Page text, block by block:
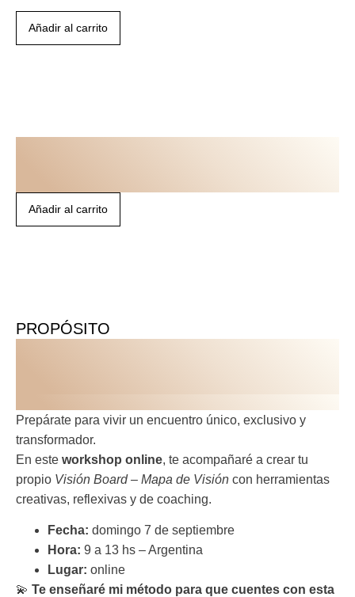
Añadir al carrito
Añadir al carrito
PROPÓSITO
Prepárate para vivir un encuentro único, exclusivo y
transformador.
En este workshop online, te acompañaré a crear tu
propio Visión Board – Mapa de Visión con herramientas
creativas, reflexivas y de coaching.
Fecha: domingo 7 de septiembre
Hora: 9 a 13 hs – Argentina
Lugar: online
💫 Te enseñaré mi método para que cuentes con esta